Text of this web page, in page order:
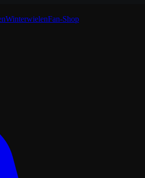
WinterwielenFan-Shop